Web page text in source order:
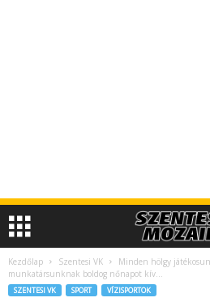
Kezdőlap Szentesi VK
Minden hölgy
munkatársunknak boldog nőnapot kív…
SZENTESI VK SPORT VÍZISPORTOK